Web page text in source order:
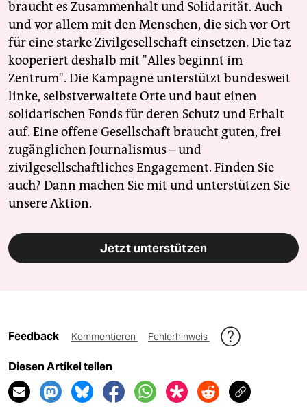
braucht es Zusammenhalt und Solidarität. Auch
und vor allem mit den Menschen, die sich vor Ort
für eine starke Zivilgesellschaft einsetzen. Die taz
kooperiert deshalb mit "Alles beginnt im
Zentrum". Die Kampagne unterstützt bundesweit
linke, selbstverwaltete Orte und baut einen
solidarischen Fonds für deren Schutz und Erhalt
auf. Eine offene Gesellschaft braucht guten, frei
zugänglichen Journalismus – und
zivilgesellschaftliches Engagement. Finden Sie
auch? Dann machen Sie mit und unterstützen Sie
unsere Aktion.
Jetzt unterstützen
Feedback Kommentieren Fehlerhinweis
Diesen Artikel teilen